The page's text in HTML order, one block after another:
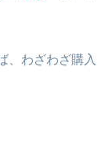
、わざわざ購入